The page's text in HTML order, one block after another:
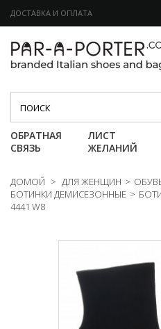
ДОСТАВКА И ОПЛАТА
Категории
ОБРАТНАЯ
СВЯЗЬ
ЛИСТ
ЖЕЛАНИЙ
ДОМОЙ > ДЛЯ ЖЕНЩИН >
БОТИНКИ ДЕМИСЕЗОННЫЕ >
4441 W8